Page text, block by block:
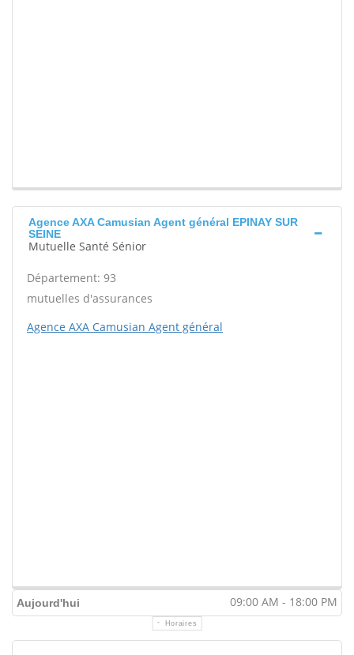
Agence AXA Camusian Agent général EPINAY SUR
SEINE
Mutuelle Santé Sénior
Département: 93
mutuelles d'assurances
Agence AXA Camusian Agent général
Aujourd'hui 09:00 AM - 18:00 PM
Horaires